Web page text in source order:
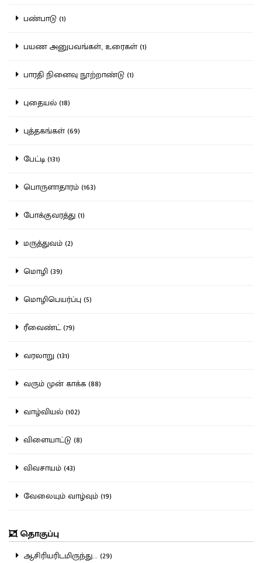
பண்பாடு (1)
பயண அனுபவங்கள், உரைகள் (1)
பாரதி நினைவு நூற்றாண்டு (1)
புதையல் (18)
புத்தகங்கள் (69)
பேட்டி (131)
பொருளாதாரம் (163)
போக்குவரத்து (1)
மருத்துவம் (2)
மொழி (39)
மொழிபெயர்ப்பு (5)
ரீவைண்ட் (79)
வரலாறு (131)
வரும் முன் காக்க (88)
வாழ்வியல் (102)
விளையாட்டு (8)
விவசாயம் (43)
வேலையும் வாழ்வும் (19)
தொகுப்பு
ஆசிரியரிடமிருந்து... (29)